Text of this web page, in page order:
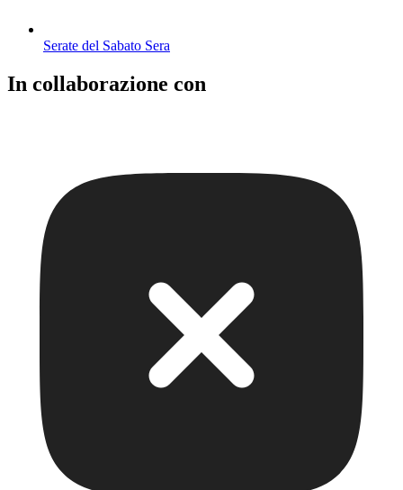
Serate del Sabato Sera
In collaborazione con